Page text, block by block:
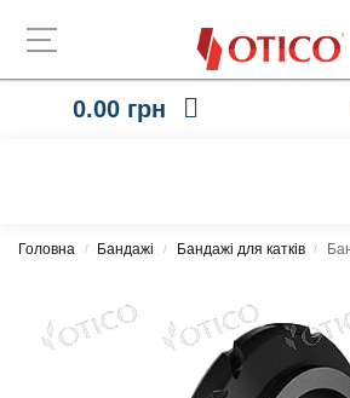
0.00 грн
Головна / Бандажі / Бандажі для катків /